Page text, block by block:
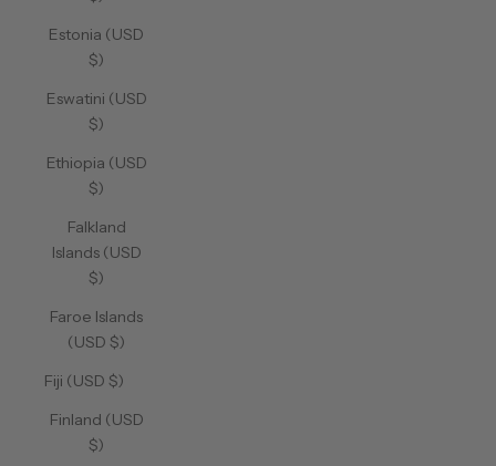
Estonia (USD
$)
Eswatini (USD
$)
Ethiopia (USD
$)
Falkland
Islands (USD
$)
Faroe Islands
(USD $)
Fiji (USD $)
Finland (USD
$)